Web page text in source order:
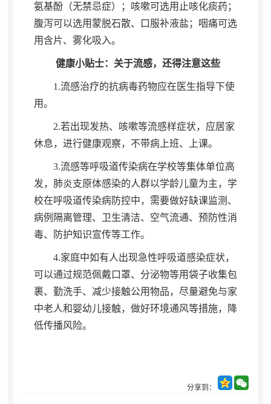
氨基酚（无禁忌症）
；
咳嗽可选用止咳化痰药；
腹泻可以选用蒙脱石散、口服补液盐 ；
咽痛可选
用含片、雾化吸入。
健康小贴士：关于流感， 还得注意这些
1.流感治疗的抗病毒药物应在医生指导下使
用。
2.若出现发热、咳嗽等流感样症状， 应居家
休息，进行健康观察， 不带病上班、上课。
3.流感等呼吸道传染病在学校等集体单位高
发， 肺炎支原体感染的人群以学龄儿童为主，学
校在呼吸道传染病防控中， 需要做好缺课监测、
病例隔离管理、卫生清洁、空气流通、预防性消
毒、防护知识宣传等工作。
4.家庭中如有人出现急性呼吸道感染症状，
可以通过规范佩戴口罩、分泌物等用袋子收集包
裹、勤洗手、减少接触公用物品，尽量避免与家
中老人和婴幼儿接触， 做好环境通风等措施，降
低传播风险。
分享到：